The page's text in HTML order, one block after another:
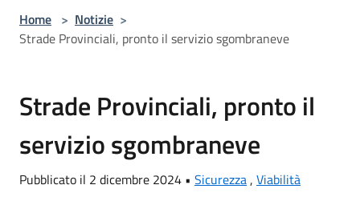
Home > Notizie >
Strade Provinciali, pronto il servizio sgombraneve
Strade Provinciali, pronto il
servizio sgombraneve
Pubblicato il 2 dicembre 2024 • Sicurezza, Viabilità